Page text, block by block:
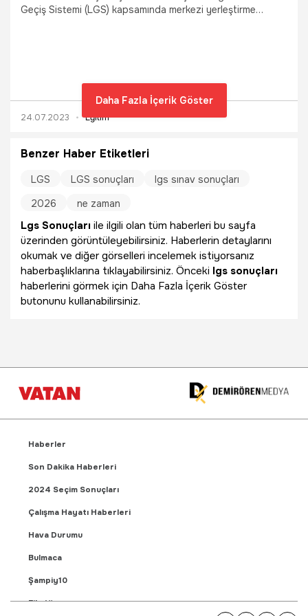
Geçiş Sistemi (LGS) kapsamında merkezi yerleştirme
24.07.2023 Eğitim
Daha Fazla İçerik Göster
Benzer Haber Etiketleri
LGS LGS sonuçları
lgs sınav sonuçları
2026
ne zaman
Lgs Sonuçları ile ilgili olan tüm haberleri bu sayfa
üzerinden görüntüleyebilirsiniz. Haberlerin detaylarını
okumak ve diğer görselleri incelemek istiyorsanız
haberbaşlıklarına tıklayabilirsiniz. Önceki lgs sonuçları
haberlerini görmek için Daha Fazla İçerik Göster
butonunu kullanabilirsiniz.
Haberler
Son Dakika Haberleri
2024 Seçim Sonuçları
Çalışma Hayatı Haberleri
Hava Durumu
Bulmaca
Şampiy10
Fikstür